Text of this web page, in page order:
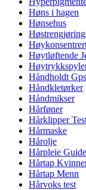
Høns i hagen
Hønsehus
Høytløftende
Håndholdt Gps
Håndkletørker
Håndmikser
Hårføner
Hårklipper
Hårmaske
Hårolje
Hårpleie Guide
Hårtap
Hårtap Menn
Hårvoks test